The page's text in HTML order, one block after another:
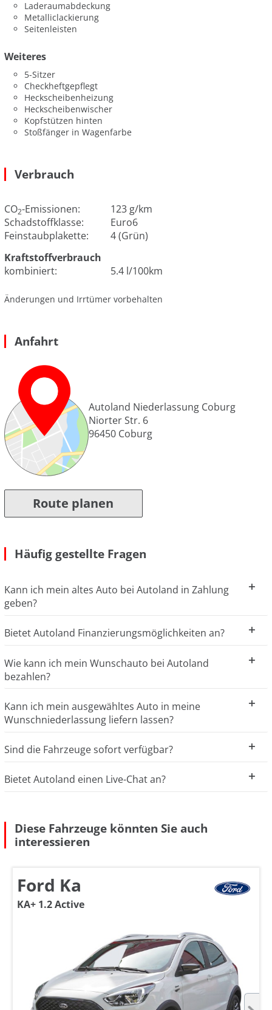
Laderaumabdeckung
Metalliclackierung
Seitenleisten
Weiteres
5-Sitzer
Checkheftgepflegt
Heckscheibenheizung
Heckscheibenwischer
Kopfstützen hinten
Stoßfänger in Wagenfarbe
Verbrauch
CO2-Emissionen:
123 g/km
Schadstoffklasse:
Euro6
Feinstaubplakette:
4 (Grün)
Kraftstoffverbrauch
kombiniert:
5.4 l/100km
Änderungen und Irrtümer vorbehalten
Anfahrt
Autoland Niederlassung Coburg
Niorter Str. 6
96450 Coburg
Route planen
Häufig gestellte Fragen
Kann ich mein altes Auto bei Autoland in Zahlung
geben?
Bietet Autoland Finanzierungsmöglichkeiten an?
Wie kann ich mein Wunschauto bei Autoland
bezahlen?
Kann ich mein ausgewähltes Auto in meine
Wunschniederlassung liefern lassen?
Sind die Fahrzeuge sofort verfügbar?
Bietet Autoland einen Live-Chat an?
Diese Fahrzeuge könnten Sie auch
interessieren
Ford Ka
KA+ 1.2 Active